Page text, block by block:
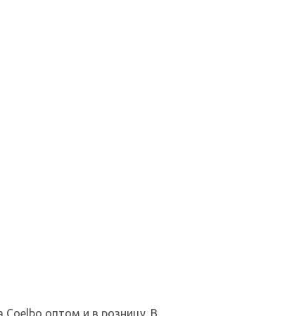
оптом и в розницу. В